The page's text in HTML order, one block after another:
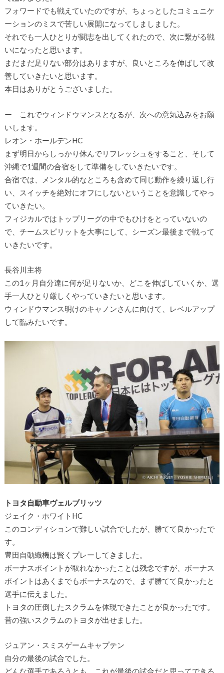
フォワードでも戦えていたのですが、ちょっとしたコミュニケ
ーションのミスで苦しい展開になってしましました。
それでも一人ひとりが闘志を出してくれたので、次に繋がる戦
いになったと思います。
まだまだ足りない部分はありますが、良いところを伸ばして改
善していきたいと思います。
本日はありがとうございました。
ー これでウィンドウマンスとなるが、次への意気込みをお願
いします。
レオン・ホールデンHC
まず明日からしっかり休んでリフレッシュをすること、そして
沖縄で1週間の合宿をして準備をしていきたいです。
合宿では、メンタル的なところも含めて同じ動作を繰り返し行
い、スイッチを絶対にオフにしないということを意識してやっ
ていきたい。
フィジカルではトップリーグの中でもひけをとっていないの
で、チームスピリットを大事にして、シーズン最後まで戦って
いきたいです。
長谷川主将
この1ヶ月自分達に何が足りないか、どこを伸ばしていくか、選
手一人ひとり厳しくやっていきたいと思います。
ウィンドウマンス明けのキャノンさんに向けて、レベルアップ
して臨みたいです。
トヨタ自動車ヴェルブリッツ
ジェイク・ホワイトHC
このコンディションで難しい試合でしたが、勝てて良かったで
す。
豊田自動織機は賢くプレーしてきました。
ボーナスポイントが取れなかったことは残念ですが、ボーナス
ポイントはあくまでもボーナスなので、まず勝てて良かったと
選手に伝えました。
トヨタの圧倒したスクラムを体現できたことが良かったです。
昔の強いスクラムのトヨタが出せました。
ジュアン・スミスゲームキャプテン
自分の最後の試合でした。
どんな選手であろうとも、これが最後の試合だと思ってできる